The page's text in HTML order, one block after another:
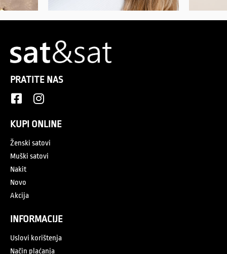
PRATITE NAS
KUPI ONLINE
Ženski satovi
Muški satovi
Nakit
Novo
Akcija
INFORMACIJE
Uslovi korištenja
Način plaćanja